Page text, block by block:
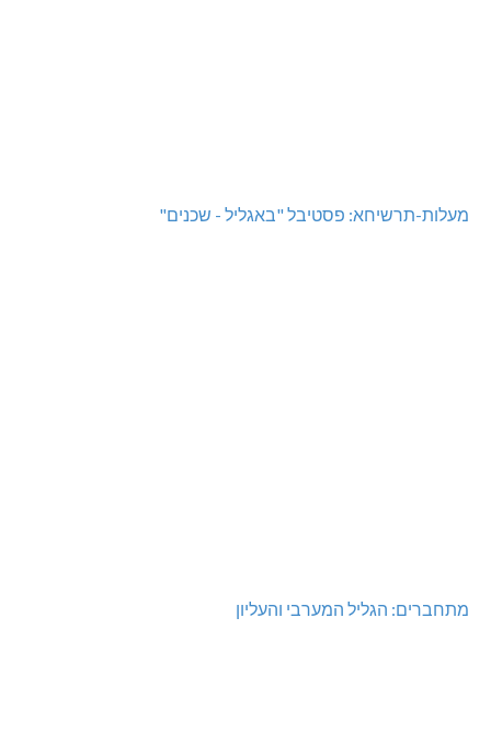
מעלות-תרשיחא: פסטיבל "באגליל - שכנים"
מתחברים: הגליל המערבי והעליון